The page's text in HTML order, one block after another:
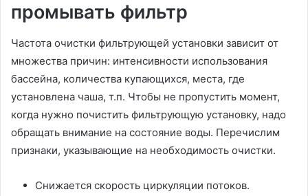
промывать фильтр
Частота очистки фильтрующей установки зависит от
множества причин: интенсивности использования
бассейна, количества купающихся, места, где
установлена чаша, т.п. Чтобы не пропустить момент,
когда нужно почистить фильтрующую установку, надо
обращать внимание на состояние воды. Перечислим
признаки, указывающие на необходимость очистки.
Снижается скорость циркуляции потоков.